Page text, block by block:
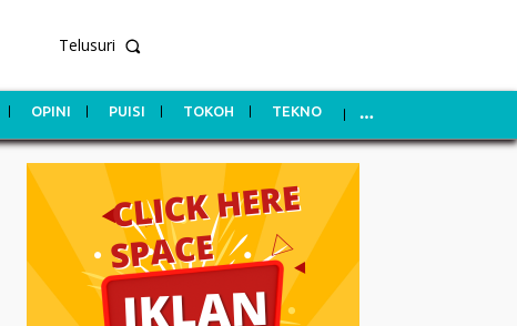
Telusuri
OPINI PUISI TOKOH TEKNO